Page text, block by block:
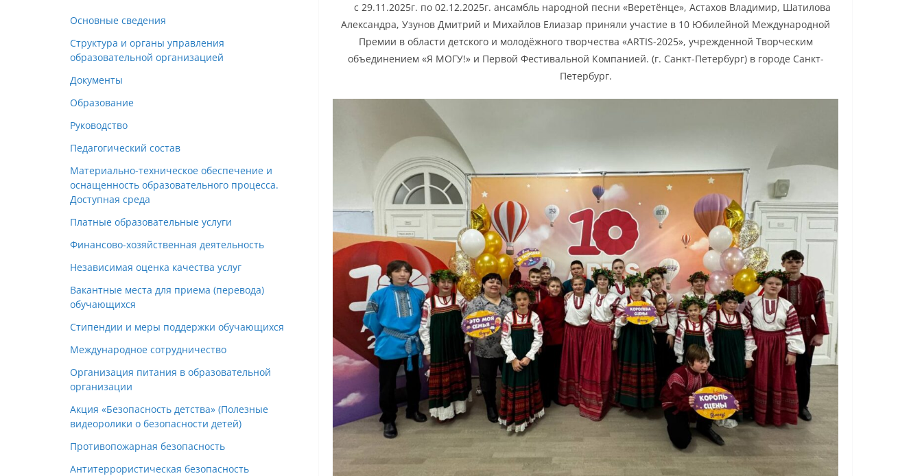
с 29.11.2025г. по 02.12.2025г. ансамбль народной песни «Веретёнце», Астахов Владимир, Шатилова
Александра, Узунов Дмитрий и Михайлов Елиазар приняли участие в 10 Юбилейной Международной
Премии в области детского и молодёжного творчества «ARTIS-2025», учрежденной Творческим
объединением «Я МОГУ!» и Первой Фестивальной Компанией. (г. Санкт-Петербург) в городе Санкт-
Петербург.
Основные сведения
Структура и органы управления
образовательной организацией
Документы
Образование
Руководство
Педагогический состав
Материально-техническое обеспечение и
оснащенность образовательного процесса.
Доступная среда
Платные образовательные услуги
Финансово-хозяйственная деятельность
Независимая оценка качества услуг
Вакантные места для приема (перевода)
обучающихся
Стипендии и меры поддержки обучающихся
Международное сотрудничество
Организация питания в образовательной
организации
Акция «Безопасность детства» (Полезные
видеоролики о безопасности детей)
Противопожарная безопасность
Антитеррористическая безопасность